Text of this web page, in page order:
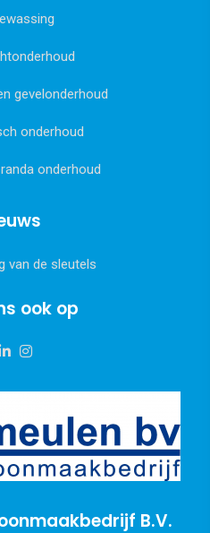
gevelonderhoud
onderhoud
onderhoud
van de sleutels
ook op
B.V.